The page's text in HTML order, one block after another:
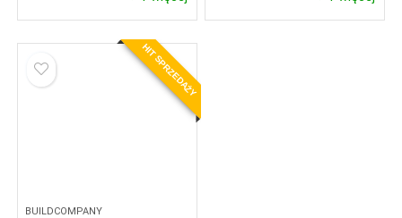
HIT SPRZEDAŻY
BUILDCOMPANY